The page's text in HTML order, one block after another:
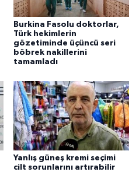
Burkina Fasolu doktorlar,
Türk hekimlerin
gözetiminde üçüncü seri
böbrek nakillerini
tamamladı
Yanlış güneş kremi seçimi
cilt sorunlarını artırabilir